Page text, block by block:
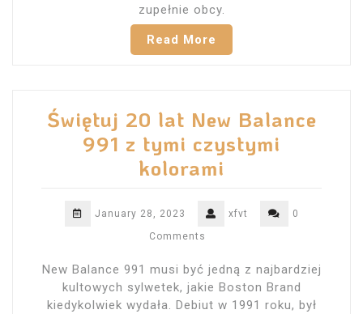
zupełnie obcy.
Read More
Świętuj 20 lat New Balance
991 z tymi czystymi
kolorami
January 28, 2023 xfvt
0
Comments
New Balance 991 musi być jedną z najbardziej
kultowych sylwetek, jakie Boston Brand
kiedykolwiek wydała. Debiut w 1991 roku, był